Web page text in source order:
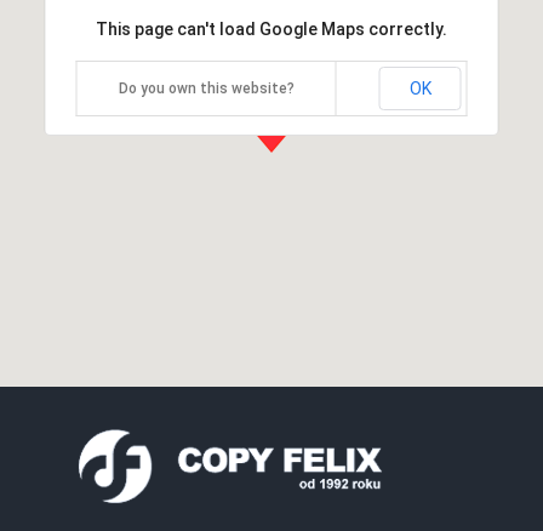
This page can't load Google Maps correctly.
Do you own this website? OK